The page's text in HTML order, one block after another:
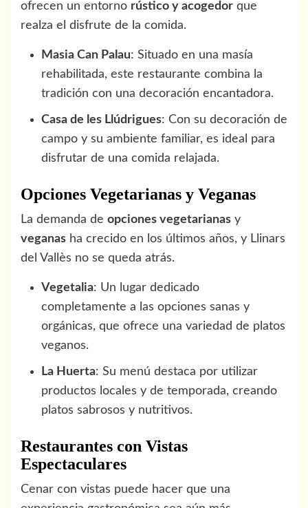
ofrecen un entorno rústico y acogedor que
realza el disfrute de la comida.
Masia Can Palau: Situado en una masía
rehabilitada, este restaurante combina la
tradición con una decoración encantadora.
Casa de les Llúdrigues: Con su decoración de
campo y su ambiente familiar, es ideal para
disfrutar de una comida relajada.
Opciones Vegetarianas y Veganas
La demanda de opciones vegetarianas y
veganas ha crecido en los últimos años, y Llinars
del Vallès no se queda atrás.
Vegetalia: Un lugar dedicado
completamente a las opciones sanas y
orgánicas, que ofrece una variedad de platos
veganos.
La Huerta: Su menú destaca por utilizar
productos locales y de temporada, creando
platos sabrosos y nutritivos.
Restaurantes con Vistas
Espectaculares
Cenar con vistas puede hacer que una